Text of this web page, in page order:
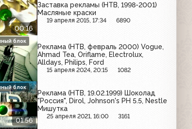
00:16
Заставка рекламы (НТВ, 1998-2001)
Масляные краски
19 апреля 2015, 17:34 6890
Реклама (НТВ, февраль 2000) Vogue,
Ahmad Tea, Oriflame, Electrolux,
Alldays, Philips, Ford
15 апреля 2024, 20:15 1082
блок
01:56
Реклама (НТВ, 19.02.1999) Шоколад
"Россия", Dirol, Johnson's PH 5.5, Nestle
Мишутка
25 апреля 2021, 16:00 3161
блок